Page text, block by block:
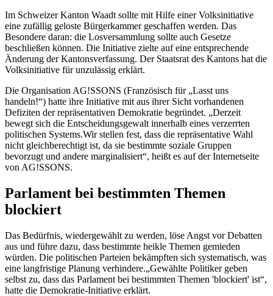
Im Schweizer Kanton Waadt sollte mit Hilfe einer Volksinitiative
eine zufällig geloste Bürgerkammer geschaffen werden. Das
Besondere daran: die Losversammlung sollte auch Gesetze
beschließen können. Die Initiative zielte auf eine entsprechende
Änderung der Kantonsverfassung. Der Staatsrat des Kantons hat die
Volksinitiative für unzulässig erklärt.
Die Organisation AG!SSONS (Französisch für „Lasst uns
handeln!“) hatte ihre Initiative mit aus ihrer Sicht vorhandenen
Defiziten der repräsentativen Demokratie begründet. „Derzeit
bewegt sich die Entscheidungsgewalt innerhalb eines verzerrten
politischen Systems.Wir stellen fest, dass die repräsentative Wahl
nicht gleichberechtigt ist, da sie bestimmte soziale Gruppen
bevorzugt und andere marginalisiert“, heißt es auf der Internetseite
von AG!SSONS.
Parlament bei bestimmten Themen
blockiert
Das Bedürfnis, wiedergewählt zu werden, löse Angst vor Debatten
aus und führe dazu, dass bestimmte heikle Themen gemieden
würden. Die politischen Parteien bekämpften sich systematisch, was
eine langfristige Planung verhindere.„Gewählte Politiker geben
selbst zu, dass das Parlament bei bestimmten Themen 'blockiert' ist“,
hatte die Demokratie-Initiative erklärt.